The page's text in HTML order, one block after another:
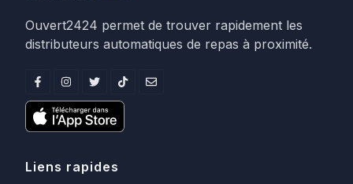
Ouvert2424 permet de trouver rapidement les
distributeurs automatiques de repas à proximité.
Liens rapides